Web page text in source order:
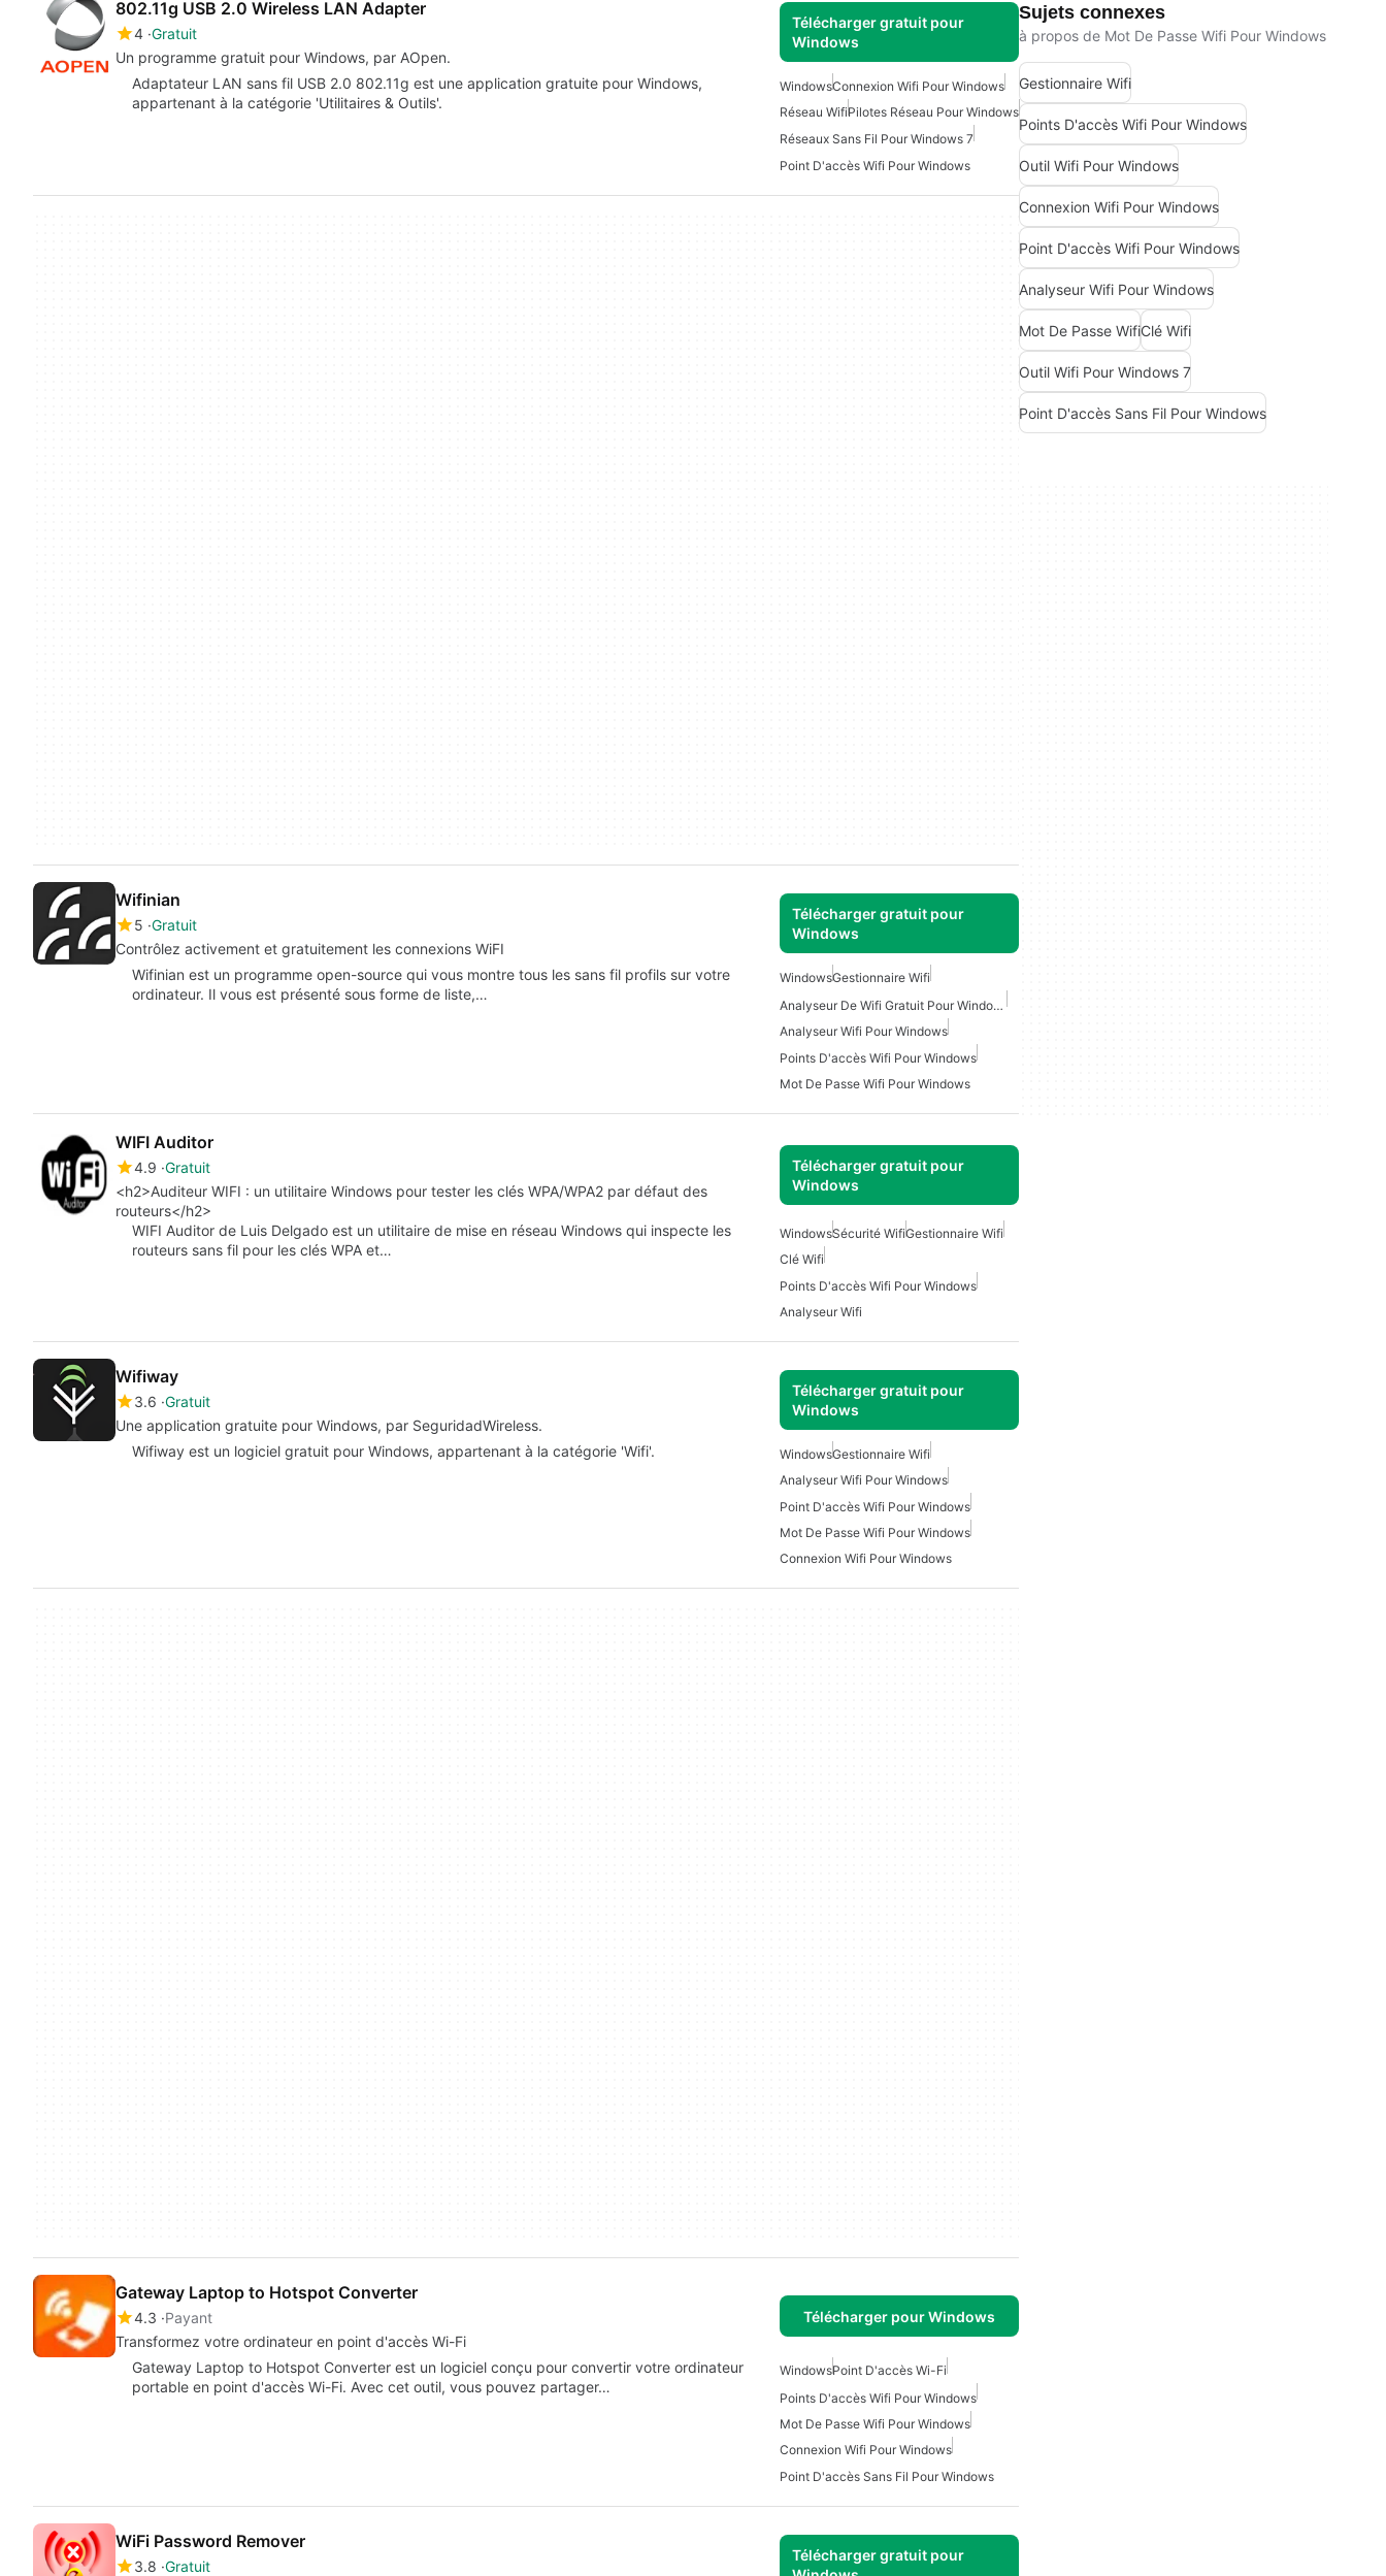
802.11g USB 2.0 Wireless LAN Adapter
4 Gratuit
Un programme gratuit pour Windows, par AOpen.
Télécharger gratuit pour
Windows
Adaptateur LAN sans fil USB 2.0 802.11g est une application gratuite pour Windows,
appartenant à la catégorie 'Utilitaires & Outils'.
WindowsConnexion Wifi Pour Windows
Réseau WifiPilotes Réseau Pour Windows
Réseaux Sans Fil Pour Windows 7
Point D'accès Wifi Pour Windows
Wifinian
5 Gratuit
Contrôlez activement et gratuitement les connexions WiFI
Télécharger gratuit pour
Windows
Wifinian est un programme open-source qui vous montre tous les sans fil profils sur votre
ordinateur. Il vous est présenté sous forme de liste,…
WindowsGestionnaire Wifi
Analyseur De Wifi Gratuit Pour Windows
Analyseur Wifi Pour Windows
Points D'accès Wifi Pour Windows
Mot De Passe Wifi Pour Windows
WIFI Auditor
4.9 Gratuit
<h2>Auditeur WIFI : un utilitaire Windows pour tester les clés WPA/WPA2 par défaut des
routeurs</h2>
Télécharger gratuit pour
Windows
WIFI Auditor de Luis Delgado est un utilitaire de mise en réseau Windows qui inspecte les
routeurs sans fil pour les clés WPA et…
WindowsSécurité WifiGestionnaire Wifi
Clé Wifi
Points D'accès Wifi Pour Windows
Analyseur Wifi
Wifiway
3.6 Gratuit
Une application gratuite pour Windows, par SeguridadWireless.
Télécharger gratuit pour
Windows
Wifiway est un logiciel gratuit pour Windows, appartenant à la catégorie 'Wifi'. WindowsGestionnaire Wifi
Analyseur Wifi Pour Windows
Point D'accès Wifi Pour Windows
Mot De Passe Wifi Pour Windows
Connexion Wifi Pour Windows
Gateway Laptop to Hotspot Converter
4.3 Payant
Transformez votre ordinateur en point d'accès Wi-Fi
Télécharger pour Windows
Gateway Laptop to Hotspot Converter est un logiciel conçu pour convertir votre ordinateur
portable en point d'accès Wi-Fi. Avec cet outil, vous pouvez partager…
WindowsPoint D'accès Wi-Fi
Points D'accès Wifi Pour Windows
Mot De Passe Wifi Pour Windows
Connexion Wifi Pour Windows
Point D'accès Sans Fil Pour Windows
WiFi Password Remover
3.8 Gratuit
Télécharger gratuit pour
Sujets connexes
à propos de Mot De Passe Wifi Pour Windows
Gestionnaire Wifi
Points D'accès Wifi Pour Windows
Outil Wifi Pour Windows
Connexion Wifi Pour Windows
Point D'accès Wifi Pour Windows
Analyseur Wifi Pour Windows
Mot De Passe WifiClé Wifi
Outil Wifi Pour Windows 7
Point D'accès Sans Fil Pour Windows